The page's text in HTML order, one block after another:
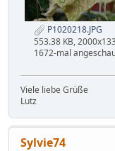
P1020218.JPG
553.38 KB,
1672-mal
Viele liebe Grüße
Lutz
Sylvie74